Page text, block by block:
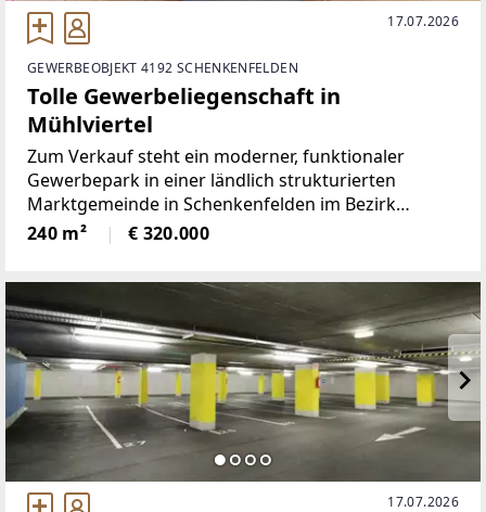
17.07.2026
GEWERBEOBJEKT 4192 SCHENKENFELDEN
Tolle Gewerbeliegenschaft in
Mühlviertel
Zum Verkauf steht ein moderner, funktionaler
Gewerbepark in einer ländlich strukturierten
Marktgemeinde in Schenkenfelden im Bezirk
Urfahr-Umgebung. Die Anlage umfasst insgesamt
10 bestehende Garagen-/Lagereinheiten mit Tor, 9
240 m² € 320.000
17.07.2026